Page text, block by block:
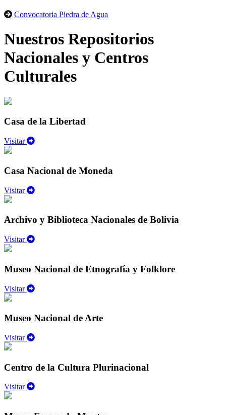
Convocatoria Piedra de Agua
Nuestros Repositorios
Nacionales y Centros
Culturales
Casa de la Libertad
Visitar
Casa Nacional de Moneda
Visitar
Archivo y Biblioteca Nacionales de Bolivia
Visitar
Museo Nacional de Etnografía y Folklore
Visitar
Museo Nacional de Arte
Visitar
Centro de la Cultura Plurinacional
Visitar